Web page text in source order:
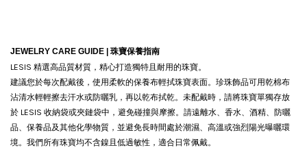
JEWELRY CARE GUIDE | 珠寶保養指南
LESIS 精選高品質材質，精心打造獨特且耐用的珠寶。
建議您於每次配戴後，使用柔軟的保養布輕拭珠寶表面。珍珠飾品可用乾棉布
沾清水輕輕擦去汗水或防曬乳，再以乾布拭乾。 未配戴時，請將珠寶單獨存放
於 LESIS 收納袋或夾鏈袋中，避免碰撞與摩擦。請遠離水、香水、酒精、防曬
品、保養品及其他化學物質，並避免長時間處於潮濕、高溫或強烈陽光曝曬環
境。我們所有珠寶均不含鎳且低過敏性，適合日常佩戴。